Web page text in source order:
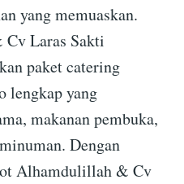
yang memuaskan.
Laras Sakti
paket catering
lengkap yang
makanan pembuka,
Dengan
Alhamdulillah & Cv